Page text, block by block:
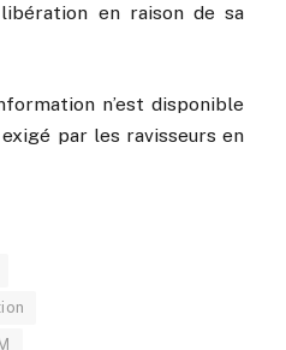
en raison de sa
n’est disponible
par les ravisseurs en